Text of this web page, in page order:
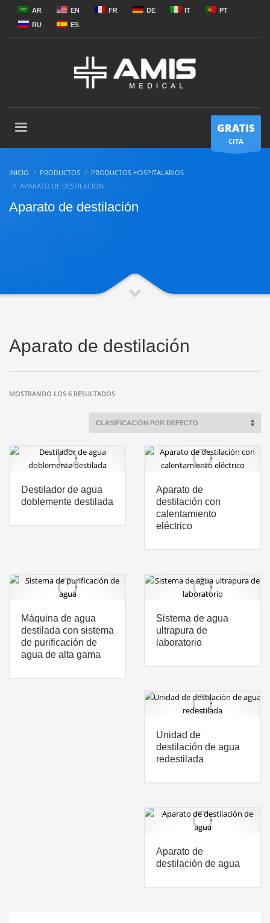
AR EN FR DE IT
PT
RU
ES
GRATIS
CITA
INICIO PRODUCTOS
PRODUCTOS HOSPITALARIOS
APARATO DE DESTILACIÓN
Aparato de destilación
Aparato de destilación
MOSTRANDO LOS 6 RESULTADOS
Destilador de agua
doblemente destilada
Aparato de
destilación con
calentamiento
eléctrico
Máquina de agua
destilada con sistema
de purificación de
agua de alta gama
Sistema de agua
ultrapura de
laboratorio
Unidad de
destilación de agua
redestilada
Aparato de
destilación de agua